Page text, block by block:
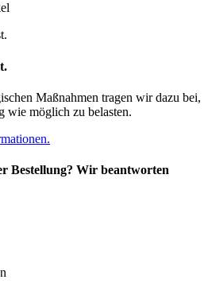
Maßnahmen tragen wir dazu bei,
wie möglich zu belasten.
Bestellung? Wir beantworten